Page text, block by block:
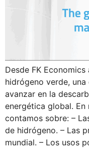
Desde FK
hidrógeno verde,
avanzar en la
energética global. En
contamos sobre: –
de hidrógeno. – Las
mundial. – Los usos